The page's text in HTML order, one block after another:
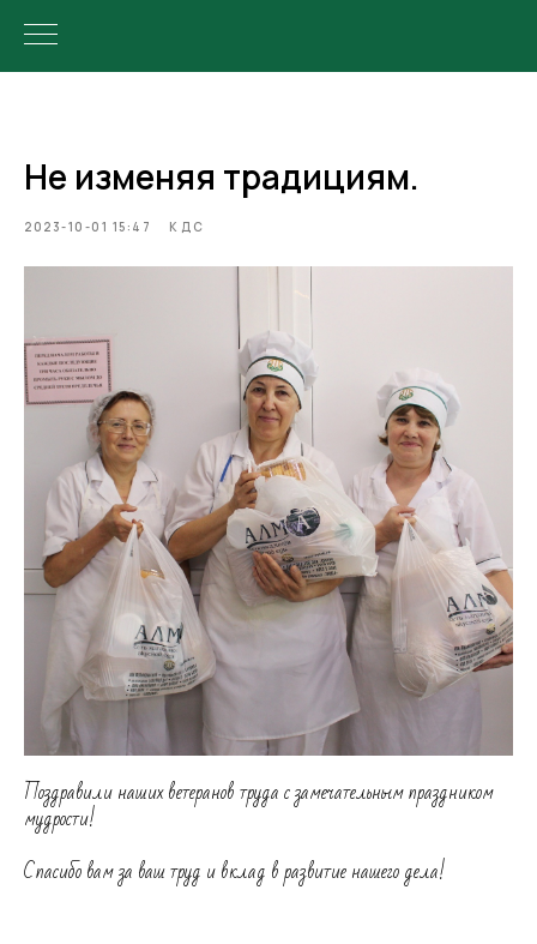
Не изменяя традициям.
2023-10-01 15:47 КДС
Поздравили наших ветеранов труда с замечательным праздником
мудрости!
Спасибо вам за ваш труд и вклад в развитие нашего дела!